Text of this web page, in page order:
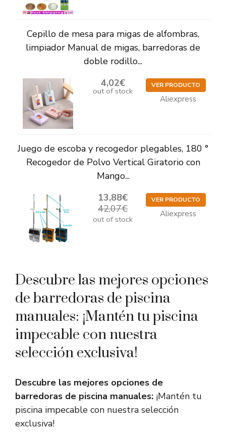
Cepillo de mesa para migas de alfombras,
limpiador Manual de migas, barredoras de
doble rodillo...
4,02€
out of stock
VER PRODUCTO
Aliexpress
Juego de escoba y recogedor plegables, 180 °
Recogedor de Polvo Vertical Giratorio con
Mango...
13,88€
42,07€
out of stock
VER PRODUCTO
Aliexpress
Descubre las mejores opciones
de barredoras de piscina
manuales: ¡Mantén tu piscina
impecable con nuestra
selección exclusiva!
Descubre las mejores opciones de
barredoras de piscina manuales: ¡Mantén tu
piscina impecable con nuestra selección
exclusiva!